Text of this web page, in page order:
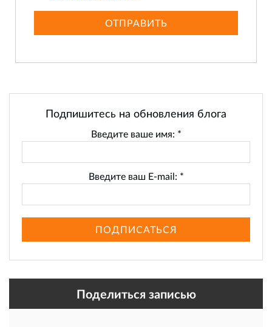
ОТПРАВИТЬ
Подпишитесь на обновления блога
Введите ваше имя: *
Введите ваш E-mail: *
ПОДПИСАТЬСЯ
Поделиться записью